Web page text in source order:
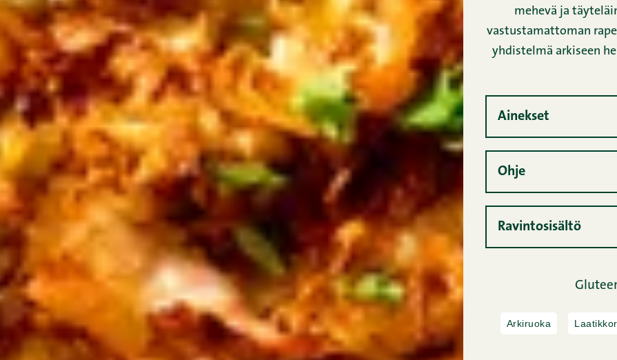
mehevä ja
vastustamattoman
yhdistelmä arkiseen
Ainekset
Ohje
Ravintosisältö
Arkiruoka